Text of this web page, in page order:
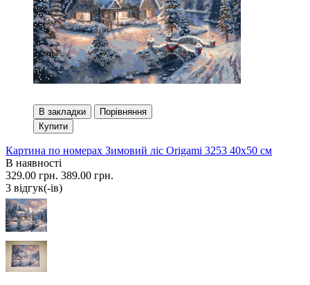
В закладки
Порівняння
Купити
Картина по номерах Зимовий ліс Origami 3253 40x50 см
В наявності
329.00 грн. 389.00 грн.
3 вiдгук(-iв)